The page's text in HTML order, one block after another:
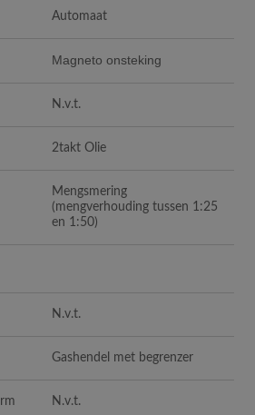
Automaat
Magneto onsteking
N.v.t.
2takt Olie
Mengsmering
(mengverhouding tussen 1:25
en 1:50)
N.v.t.
Gashendel met begrenzer
N.v.t.